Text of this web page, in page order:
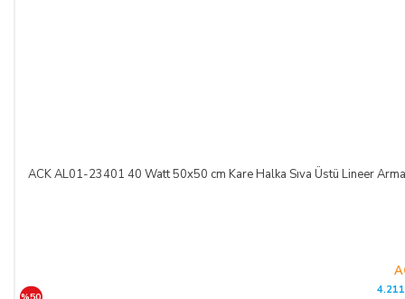
ACK AL01-23401 40 Watt 50x50 cm Kare Halka Sıva Üstü Lineer